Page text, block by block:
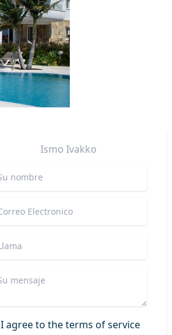
Ismo Ivakko
I agree to the terms of service